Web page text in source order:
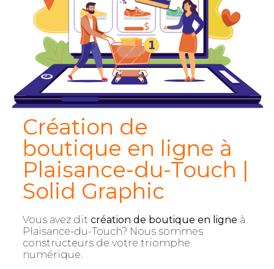
Création de
boutique en ligne à
Plaisance-du-Touch |
Solid Graphic
Vous avez dit création de boutique en ligne à
Plaisance-du-Touch? Nous sommes
constructeurs de votre triomphe
numérique.